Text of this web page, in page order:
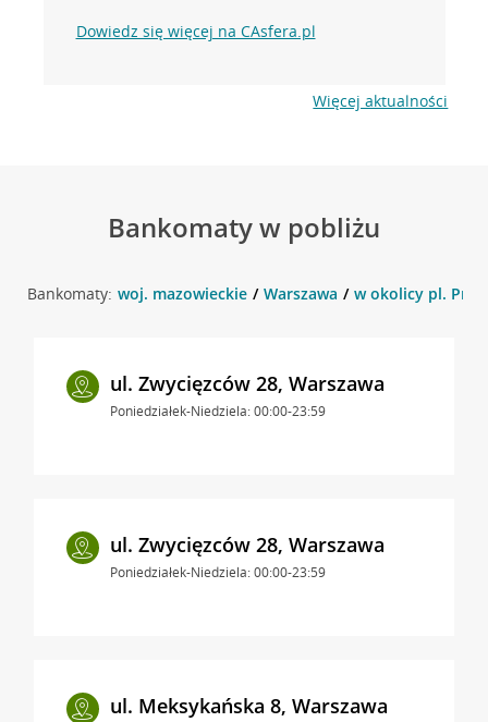
Dowiedz się więcej na CAsfera.pl
Więcej aktualności
Bankomaty w pobliżu
Bankomaty: woj. mazowieckie Warszawa w okolicy pl.
ul. Zwycięzców 28, Warszawa
Poniedziałek-Niedziela: 00:00-23:59
ul. Zwycięzców 28, Warszawa
Poniedziałek-Niedziela: 00:00-23:59
ul. Meksykańska 8, Warszawa